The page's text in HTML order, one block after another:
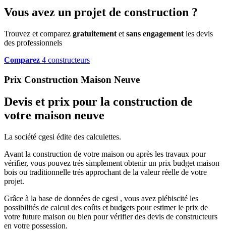
Vous avez un projet de construction ?
Trouvez et comparez gratuitement et sans engagement les devis
des professionnels
Comparez 4 constructeurs
Prix Construction Maison Neuve
Devis et prix pour la construction de
votre maison neuve
La société cgesi édite des calculettes.
Avant la construction de votre maison ou après les travaux pour
vérifier, vous pouvez trés simplement obtenir un prix budget maison
bois ou traditionnelle trés approchant de la valeur réelle de votre
projet.
Grâce à la base de données de cgesi , vous avez plébiscité les
possibilités de calcul des coûts et budgets pour estimer le prix de
votre future maison ou bien pour vérifier des devis de constructeurs
en votre possession.